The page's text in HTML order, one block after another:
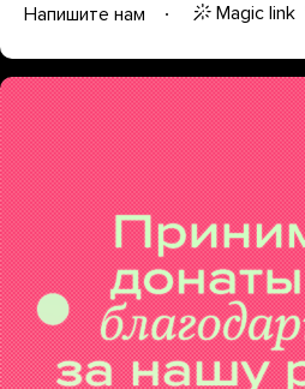
Напишите нам
Magic link